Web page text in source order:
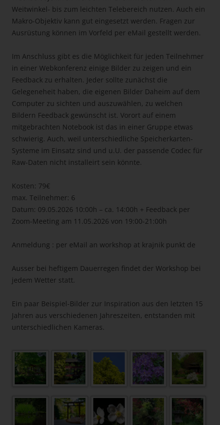
Weitwinkel- bis zum leichten Telebereich nutzen. Auch ein
Makro-Objektiv kann gut eingesetzt werden. Fragen zur
Ausrüstung können im Vorfeld per eMail gestellt werden.
Im Anschluss gibt es die Möglichkeit für jeden Teilnehmer
in einer Webkonferenz einige Bilder zu zeigen und ein
Feedback zu erhalten. Jeder sollte zunächst die
Gelegeneheit haben, die eigenen Bilder Daheim auf dem
Computer zu sichten und auszuwählen, zu welchen
Bildern Feedback gewünscht ist. Vorort auf einem
mitgebrachten Notebook ist das in einer Gruppe etwas
schwierig. Auch, weil unterschiedliche Speicherkarten-
Systeme im Einsatz sind und u.U. der passende Codec für
Raw-Daten nicht installeirt sein könnte.
Kosten: 79€
max. Teilnehmer: 6
Datum: 09.05.2026 10:00h – ca. 14:00h + Feedback per
Zoom-Meeting am 11.05.2026 von 19:00-21:00h
Anmeldung : per eMail an workshop at krajnik punkt de
Ausser bei heftigem Dauerregen findet der Workshop bei
jedem Wetter statt.
Ein paar Beispiel-Bilder zur Inspiration aus den letzten 15
Jahren aus verschiedenen Jahreszeiten, entstanden mit
unterschiedlichen Kameras.